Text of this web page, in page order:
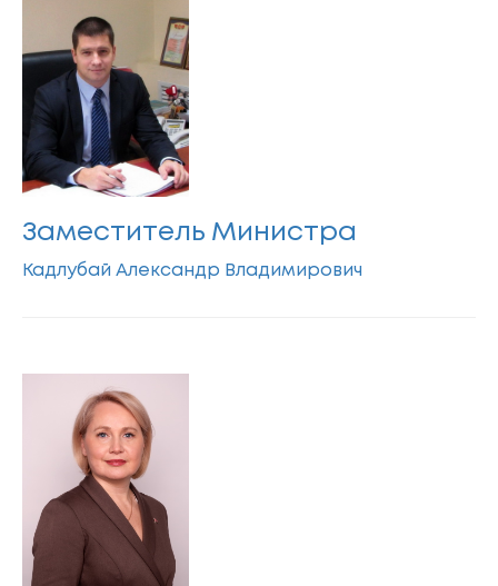
Заместитель Министра
Кадлубай Александр Владимирович